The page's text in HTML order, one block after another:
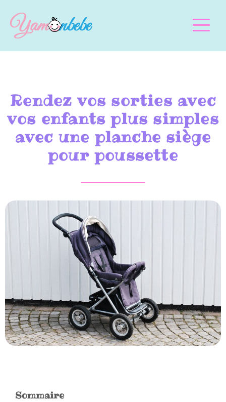
Rendez vos sorties avec
vos enfants plus simples
avec une planche siège
pour poussette
Sommaire